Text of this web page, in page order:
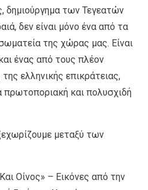
δημιούργημα των Τεγεατών
δεν είναι μόνο ένα από τα
της χώρας μας. Είναι
ένας από τους πλέον
ελληνικής επικράτειας,
πρωτοποριακή και πολυσχιδή
μεταξύ των
Οίνος» – Εικόνες από την